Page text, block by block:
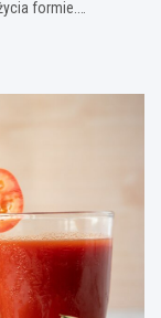
formie.…